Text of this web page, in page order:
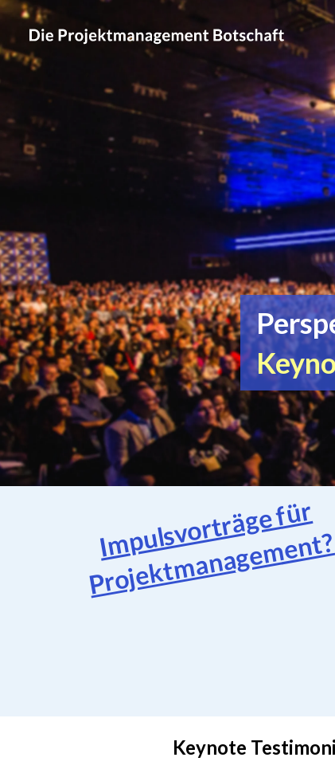
Impulsvorträge für
Projektmanagement?
Keynote